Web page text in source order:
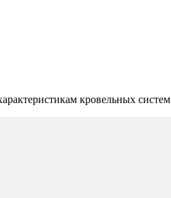
кровельных систем